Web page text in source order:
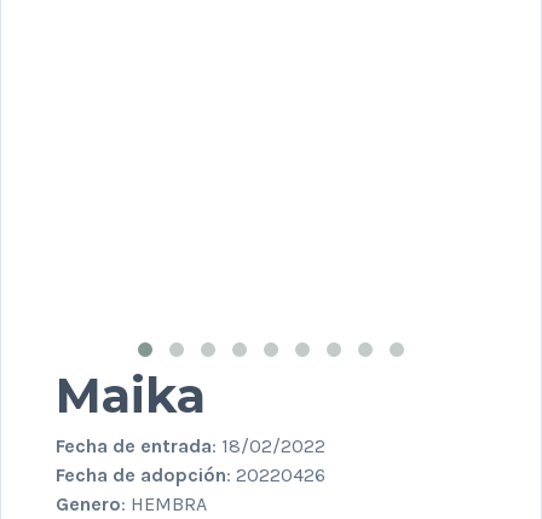
Maika
Fecha de entrada: 18/02/2022
Fecha de adopción: 20220426
Genero: HEMBRA